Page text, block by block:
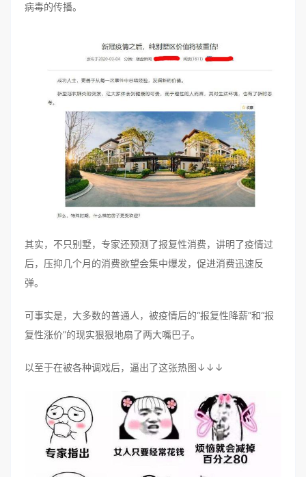
病毒的传播。
其实，不只别墅，专家还预测了报复性消费，讲明了疫情过
后，压抑几个月的消费欲望会集中爆发，促进消费迅速反
弹。
可事实是，大多数的普通人，被疫情后的“报复性降薪”和“报
复性涨价”的现实狠狠地扇了两大嘴巴子。
以至于在被各种调戏后，逼出了这张热图↓↓↓